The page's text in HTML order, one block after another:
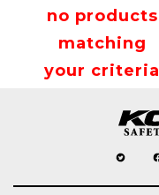
no products
matching
your criteria